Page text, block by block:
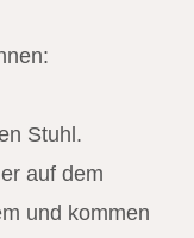
Stuhl.
auf dem
und kommen